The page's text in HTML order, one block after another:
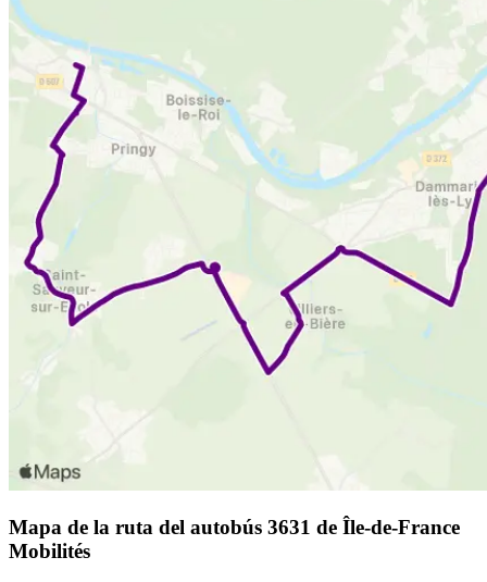
Mapa de la ruta del autobús 3631 de Île-de-France
Mobilités